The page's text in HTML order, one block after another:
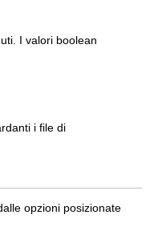
I valori boolean
i file di
opzioni posizionate